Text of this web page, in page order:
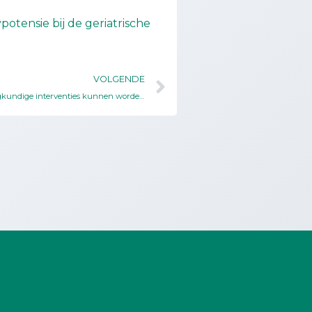
bij de geriatrische
VOLGENDE
Welke verpleegkundige interventies kunnen worden ingezet bij patiënten met hartfalen die dorst ervaren zonder de vochtbeperking te overschrijden binnen de klinische setting?